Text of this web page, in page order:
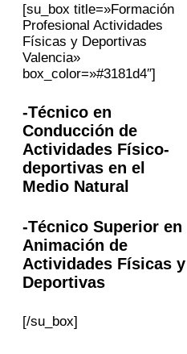
[su_box title=»Formación
Profesional Actividades
Físicas y Deportivas
Valencia»
box_color=»#3181d4″]
-Técnico en
Conducción de
Actividades Físico-
deportivas en el
Medio Natural
-Técnico Superior en
Animación de
Actividades Físicas y
Deportivas
[/su_box]